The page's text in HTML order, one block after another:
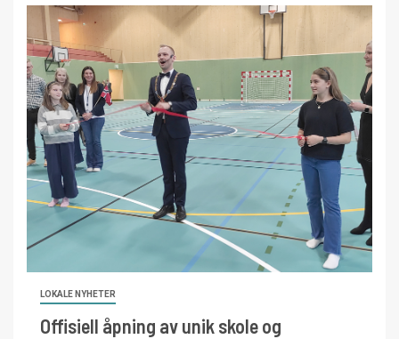
LOKALE NYHETER
Offisiell åpning av unik skole og